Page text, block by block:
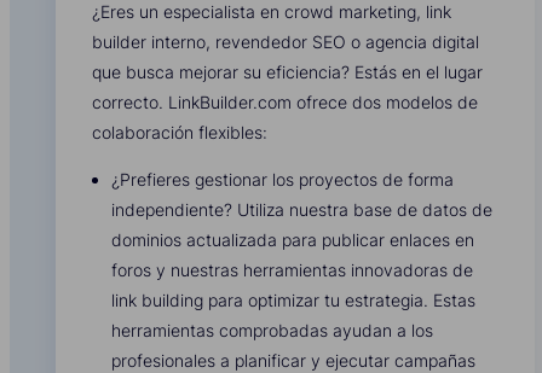
¿Eres un especialista en crowd marketing, link
builder interno, revendedor SEO o agencia digital
que busca mejorar su eficiencia? Estás en el lugar
correcto. LinkBuilder.com ofrece dos modelos de
colaboración flexibles:
¿Prefieres gestionar los proyectos de forma
independiente? Utiliza nuestra base de datos de
dominios actualizada para publicar enlaces en
foros y nuestras herramientas innovadoras de
link building para optimizar tu estrategia. Estas
herramientas comprobadas ayudan a los
profesionales a planificar y ejecutar campañas